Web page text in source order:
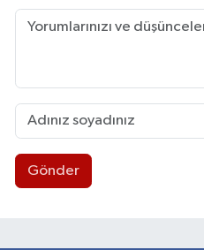
Gönder